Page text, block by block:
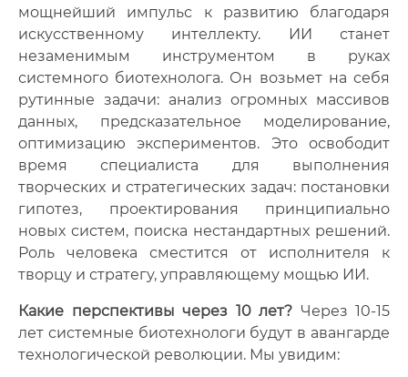
мощнейший импульс к развитию благодаря
искусственному интеллекту. ИИ станет
незаменимым инструментом в руках
системного биотехнолога. Он возьмет на себя
рутинные задачи: анализ огромных массивов
данных, предсказательное моделирование,
оптимизацию экспериментов. Это освободит
время специалиста для выполнения
творческих и стратегических задач: постановки
гипотез, проектирования принципиально
новых систем, поиска нестандартных решений.
Роль человека сместится от исполнителя к
творцу и стратегу, управляющему мощью ИИ.
Какие перспективы через 10 лет? Через 10-15
лет системные биотехнологи будут в авангарде
технологической революции. Мы увидим: